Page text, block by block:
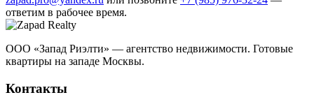
ответим в рабочее время.
ООО «Запад Риэлти» — агентство недвижимости. Готовые
квартиры на западе Москвы.
Контакты